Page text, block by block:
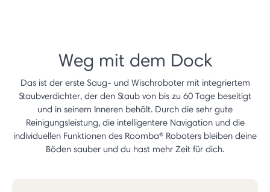
Weg mit dem Dock
Das ist der erste Saug- und Wischroboter mit integriertem
Staubverdichter, der den Staub von bis zu 60 Tage beseitigt
und in seinem Inneren behält. Durch die sehr gute
Reinigungsleistung, die intelligentere Navigation und die
individuellen Funktionen des Roomba® Roboters bleiben deine
Böden sauber und du hast mehr Zeit für dich.